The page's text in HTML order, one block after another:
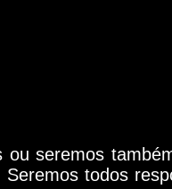
seremos
todos